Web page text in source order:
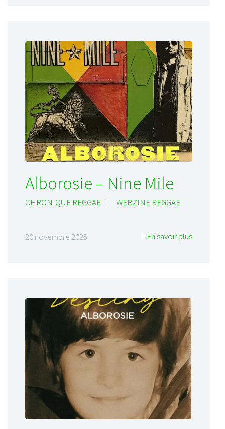
Alborosie – Nine Mile
CHRONIQUE REGGAE | WEBZINE REGGAE
20 novembre 2025 En savoir plus